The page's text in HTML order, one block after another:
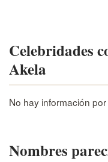
Celebridades
Akela
No hay información
Nombres